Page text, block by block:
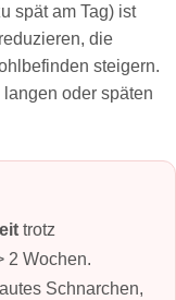
spät am Tag) ist
die
steigern.
oder späten
trotz
2 Wochen.
Schnarchen,